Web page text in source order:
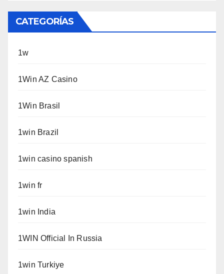
CATEGORÍAS
1w
1Win AZ Casino
1Win Brasil
1win Brazil
1win casino spanish
1win fr
1win India
1WIN Official In Russia
1win Turkiye